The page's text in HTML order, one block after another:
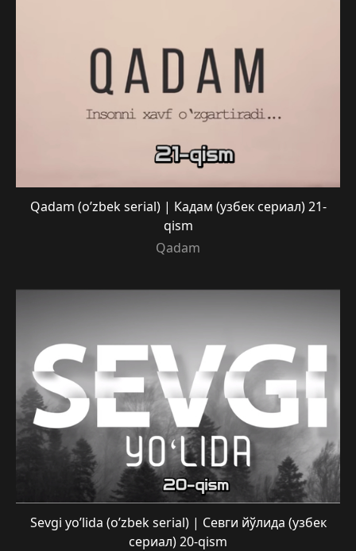
Qadam (o’zbek serial) | Кадам (узбек сериал) 21-
qism
Qadam
Sevgi yo’lida (o’zbek serial) | Севги йўлида (узбек
сериал) 20-qism